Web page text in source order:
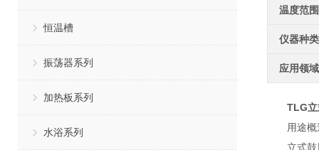
恒温槽
振荡器系列
加热板系列
水浴系列
温度范围
仪器种类
应用领域
TLG
用途概
立式鼓风